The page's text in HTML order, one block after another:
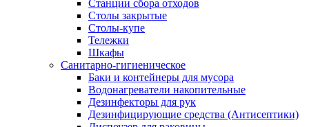
Станции сбора отходов
Столы закрытые
Столы-купе
Тележки
Шкафы
Санитарно-гигиеническое
Баки и контейнеры для мусора
Водонагреватели накопительные
Дезинфекторы для рук
Дезинфицирующие средства (Антисептики)